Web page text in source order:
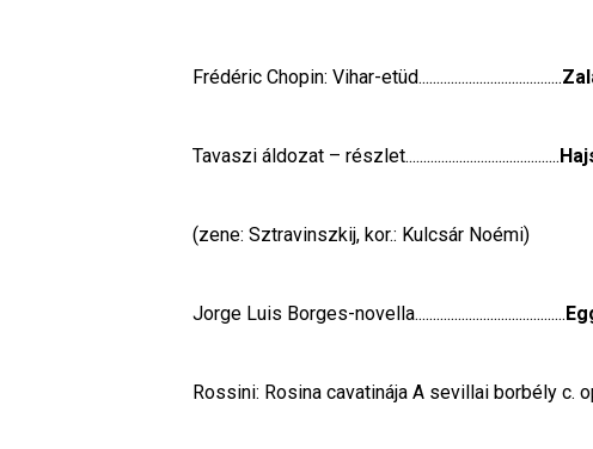
Frédéric Chopin: Vihar-etüd........................................
Tavaszi áldozat – részlet...........................................
(zene: Sztravinszkij, kor.: Kulcsár Noémi)
Jorge Luis Borges-novella..........................................
Rossini: Rosina cavatinája A sevillai borbély c.